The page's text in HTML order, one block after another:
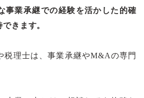
事業承継での経験を活かした的確
きます。
税理士は、事業承継やM&Aの専門